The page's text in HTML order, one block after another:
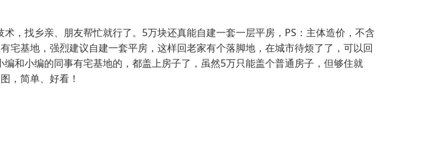
，找乡亲、朋友帮忙就行了。5万块还真能自建一套一层平房，PS：主体造价，不含
基地，强烈建议自建一套平房，这样回老家有个落脚地，在城市待烦了了，可以回
和小编的同事有宅基地的，都盖上房子了，虽然5万只能盖个普通房子，但够住就
，简单、好看！